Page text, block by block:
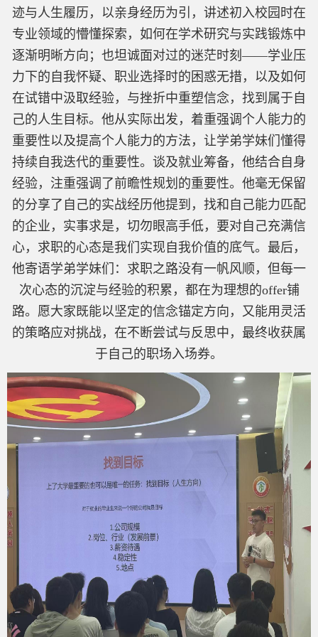
迹与人生履历，以亲身经历为引，讲述初入校园时在
专业领域的懵懂探索，如何在学术研究与实践锻炼中
逐渐明晰方向；也坦诚面对过的迷茫时刻——学业压
力下的自我怀疑、职业选择时的困惑无措，以及如何
在试错中汲取经验，与挫折中重塑信念，找到属于自
己的人生目标。他从实际出发，着重强调个人能力的
重要性以及提高个人能力的方法，让学弟学妹们懂得
持续自我迭代的重要性。谈及就业筹备，他结合自身
经验，注重强调了前瞻性规划的重要性。他毫无保留
的分享了自己的实战经历他提到，找和自己能力匹配
的企业，实事求是，切勿眼高手低，要对自己充满信
心，求职的心态是我们实现自我价值的底气。最后，
他寄语学弟学妹们：求职之路没有一帆风顺，但每一
次心态的沉淀与经验的积累，都在为理想的offer铺
路。愿大家既能以坚定的信念锚定方向，又能用灵活
的策略应对挑战，在不断尝试与反思中，最终收获属
于自己的职场入场券。